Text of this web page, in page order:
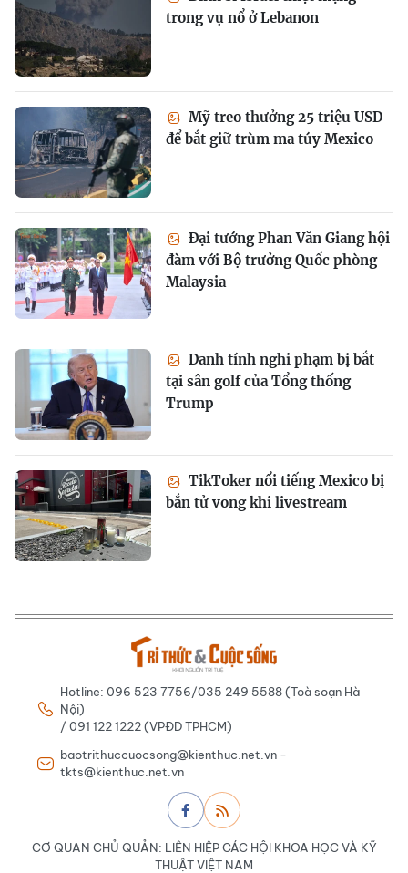
trong vụ nổ ở Lebanon
Mỹ treo thưởng 25 triệu USD
để bắt giữ trùm ma túy Mexico
Đại tướng Phan Văn Giang hội
đàm với Bộ trưởng Quốc phòng
Malaysia
Danh tính nghi phạm bị bắt
tại sân golf của Tổng thống
Trump
TikToker nổi tiếng Mexico bị
bắn tử vong khi livestream
Hotline: 096 523 7756/035 249 5588 (Toà soạn Hà
Nội)
/ 091 122 1222 (VPĐD TPHCM)
baotrithuccuocsong@kienthuc.net.vn -
tkts@kienthuc.net.vn
CƠ QUAN CHỦ QUẢN: LIÊN HIỆP CÁC HỘI KHOA HỌC VÀ KỸ
THUẬT VIỆT NAM